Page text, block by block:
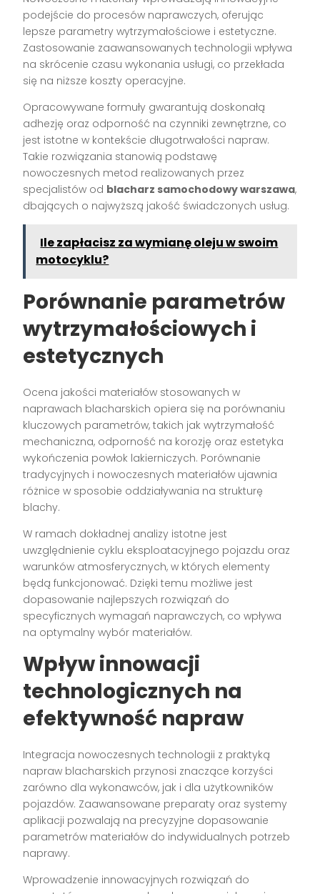
podejście do procesów naprawczych, oferując
lepsze parametry wytrzymałościowe i estetyczne.
Zastosowanie zaawansowanych technologii wpływa
na skrócenie czasu wykonania usługi, co przekłada
się na niższe koszty operacyjne.
Opracowywane formuły gwarantują doskonałą
adhezję oraz odporność na czynniki zewnętrzne, co
jest istotne w kontekście długotrwałości napraw.
Takie rozwiązania stanowią podstawę
nowoczesnych metod realizowanych przez
specjalistów od blacharz samochodowy warszawa,
dbających o najwyższą jakość świadczonych usług.
Ile zapłacisz za wymianę oleju w swoim
motocyklu?
Porównanie parametrów
wytrzymałościowych i
estetycznych
Ocena jakości materiałów stosowanych w
naprawach blacharskich opiera się na porównaniu
kluczowych parametrów, takich jak wytrzymałość
mechaniczna, odporność na korozję oraz estetyka
wykończenia powłok lakierniczych. Porównanie
tradycyjnych i nowoczesnych materiałów ujawnia
różnice w sposobie oddziaływania na strukturę
blachy.
W ramach dokładnej analizy istotne jest
uwzględnienie cyklu eksploatacyjnego pojazdu oraz
warunków atmosferycznych, w których elementy
będą funkcjonować. Dzięki temu możliwe jest
dopasowanie najlepszych rozwiązań do
specyficznych wymagań naprawczych, co wpływa
na optymalny wybór materiałów.
Wpływ innowacji
technologicznych na
efektywność napraw
Integracja nowoczesnych technologii z praktyką
napraw blacharskich przynosi znaczące korzyści
zarówno dla wykonawców, jak i dla użytkowników
pojazdów. Zaawansowane preparaty oraz systemy
aplikacji pozwalają na precyzyjne dopasowanie
parametrów materiałów do indywidualnych potrzeb
naprawy.
Wprowadzenie innowacyjnych rozwiązań do